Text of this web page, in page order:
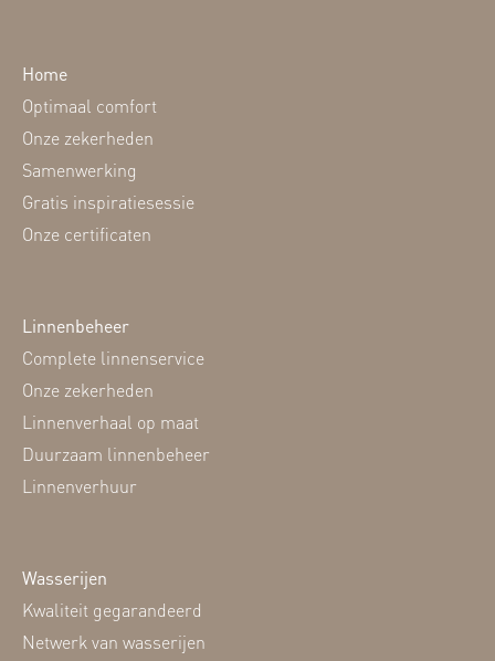
Home
Optimaal comfort
Onze zekerheden
Samenwerking
Gratis inspiratiesessie
Onze certificaten
Linnenbeheer
Complete linnenservice
Onze zekerheden
Linnenverhaal op maat
Duurzaam linnenbeheer
Linnenverhuur
Wasserijen
Kwaliteit gegarandeerd
Netwerk van wasserijen